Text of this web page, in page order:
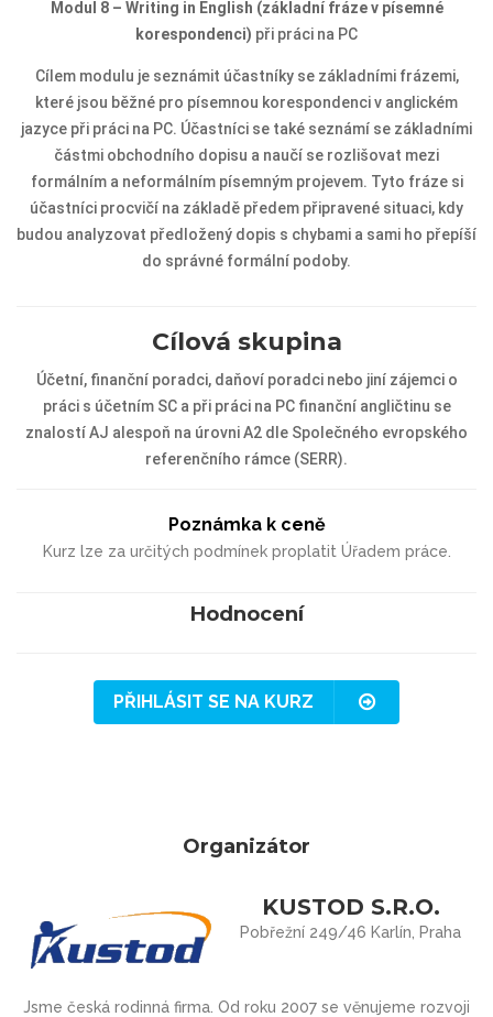
Modul 8 – Writing in English (základní fráze v písemné
korespondenci) při práci na PC
Cílem modulu je seznámit účastníky se základními frázemi,
které jsou běžné pro písemnou korespondenci v anglickém
jazyce při práci na PC. Účastníci se také seznámí se základními
částmi obchodního dopisu a naučí se rozlišovat mezi
formálním a neformálním písemným projevem. Tyto fráze si
účastníci procvičí na základě předem připravené situaci, kdy
budou analyzovat předložený dopis s chybami a sami ho přepíší
do správné formální podoby.
Cílová skupina
Účetní, finanční poradci, daňoví poradci nebo jiní zájemci o
práci s účetním SC a při práci na PC finanční angličtinu se
znalostí AJ alespoň na úrovni A2 dle Společného evropského
referenčního rámce (SERR).
Poznámka k ceně
Kurz lze za určitých podmínek proplatit Úřadem práce.
Hodnocení
PŘIHLÁSIT SE NA KURZ
Organizátor
KUSTOD S.R.O.
Pobřežní 249/46 Karlín, Praha
Jsme česká rodinná firma. Od roku 2007 se věnujeme rozvoji